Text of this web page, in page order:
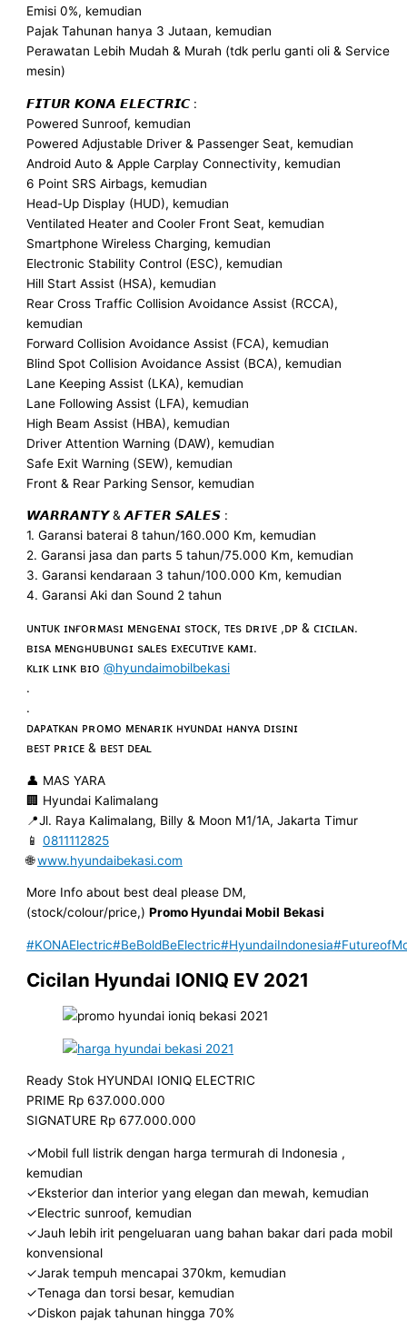
Emisi 0%, kemudian
Pajak Tahunan hanya 3 Jutaan, kemudian
Perawatan Lebih Mudah & Murah (tdk perlu ganti oli & Service
mesin)
𝙁𝙄𝙏𝙐𝙍 𝙆𝙊𝙉𝘼 𝙀𝙇𝙀𝘾𝙏𝙍𝙄𝘾 :
Powered Sunroof, kemudian
Powered Adjustable Driver & Passenger Seat, kemudian
Android Auto & Apple Carplay Connectivity, kemudian
6 Point SRS Airbags, kemudian
Head-Up Display (HUD), kemudian
Ventilated Heater and Cooler Front Seat, kemudian
Smartphone Wireless Charging, kemudian
Electronic Stability Control (ESC), kemudian
Hill Start Assist (HSA), kemudian
Rear Cross Traffic Collision Avoidance Assist (RCCA),
kemudian
Forward Collision Avoidance Assist (FCA), kemudian
Blind Spot Collision Avoidance Assist (BCA), kemudian
Lane Keeping Assist (LKA), kemudian
Lane Following Assist (LFA), kemudian
High Beam Assist (HBA), kemudian
Driver Attention Warning (DAW), kemudian
Safe Exit Warning (SEW), kemudian
Front & Rear Parking Sensor, kemudian
𝙒𝘼𝙍𝙍𝘼𝙉𝙏𝙔 & 𝘼𝙁𝙏𝙀𝙍 𝙎𝘼𝙇𝙀𝙎 :
1. Garansi baterai 8 tahun/160.000 Km, kemudian
2. Garansi jasa dan parts 5 tahun/75.000 Km, kemudian
3. Garansi kendaraan 3 tahun/100.000 Km, kemudian
4. Garansi Aki dan Sound 2 tahun
ᴜɴᴛᴜᴋ ɪɴғᴏʀᴍᴀsɪ ᴍᴇɴɢᴇɴᴀɪ sᴛᴏᴄᴋ, ᴛᴇs ᴅʀɪᴠᴇ ,ᴅᴘ & ᴄɪᴄɪʟᴀɴ.
ʙɪsᴀ ᴍᴇɴɢʜᴜʙᴜɴɢɪ sᴀʟᴇs ᴇxᴇᴄᴜᴛɪᴠᴇ ᴋᴀᴍɪ.
ᴋʟɪᴋ ʟɪɴᴋ ʙɪᴏ@hyundaimobilbekasi
.
.
ᴅᴀᴘᴀᴛᴋᴀɴ ᴘʀᴏᴍᴏ ᴍᴇɴᴀʀɪᴋ ʜʏᴜɴᴅᴀɪ ʜᴀɴʏᴀ ᴅɪsɪɴɪ
ʙᴇꜱᴛ ᴘʀɪᴄᴇ & ʙᴇꜱᴛ ᴅᴇᴀʟ
👤 MAS YARA
🏢 Hyundai Kalimalang
📍Jl. Raya Kalimalang, Billy & Moon M1/1A, Jakarta Timur
📱0811112825
🌐www.hyundaibekasi.com
More Info about best deal please DM,
(stock/colour/price,)Promo Hyundai Mobil Bekasi
#KONAElectric#BeBoldBeElectric#HyundaiIndonesia
Cicilan Hyundai IONIQ EV 2021
Ready Stok HYUNDAI IONIQ ELECTRIC
PRIME Rp 637.000.000
SIGNATURE Rp 677.000.000
✓Mobil full listrik dengan harga termurah di Indonesia ,
kemudian
✓Eksterior dan interior yang elegan dan mewah, kemudian
✓Electric sunroof, kemudian
✓Jauh lebih irit pengeluaran uang bahan bakar dari pada mobil
konvensional
✓Jarak tempuh mencapai 370km, kemudian
✓Tenaga dan torsi besar, kemudian
✓Diskon pajak tahunan hingga 70%